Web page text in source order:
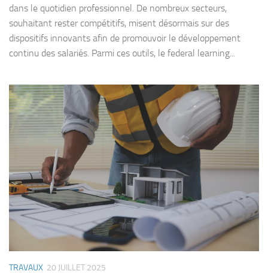
dans le quotidien professionnel. De nombreux secteurs,
souhaitant rester compétitifs, misent désormais sur des
dispositifs innovants afin de promouvoir le développement
continu des salariés. Parmi ces outils, le federal learning...
TRAVAUX 20 JUILLET 2025